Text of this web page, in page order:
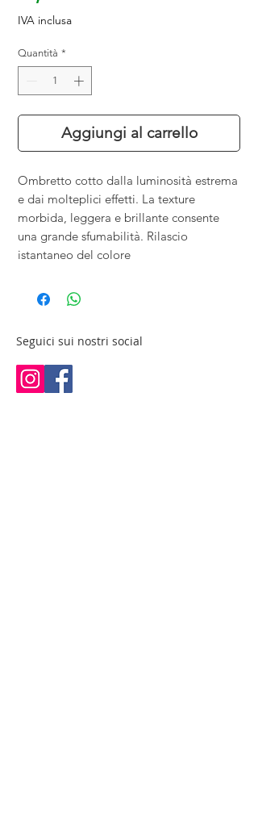
IVA inclusa
Quantità *
Aggiungi al carrello
Ombretto cotto dalla luminosità estrema
e dai molteplici effetti. La texture
morbida, leggera e brillante consente
una grande sfumabilità. Rilascio
istantaneo del colore
Seguici sui nostri social